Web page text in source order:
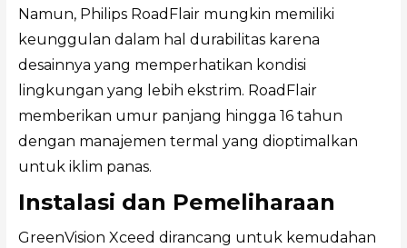
Namun, Philips RoadFlair mungkin memiliki
keunggulan dalam hal durabilitas karena
desainnya yang memperhatikan kondisi
lingkungan yang lebih ekstrim. RoadFlair
memberikan umur panjang hingga 16 tahun
dengan manajemen termal yang dioptimalkan
untuk iklim panas.
Instalasi dan Pemeliharaan
GreenVision Xceed dirancang untuk kemudahan